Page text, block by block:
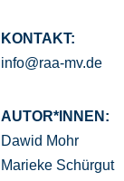
KONTAKT:
info@raa-mv.de
AUTOR*INNEN:
Dawid Mohr
Marieke Schürgut